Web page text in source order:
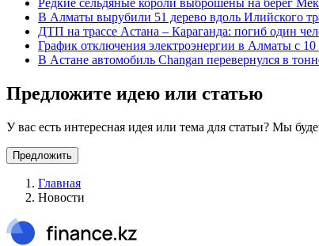
В Алматы вырубили 51 дерево вдоль Илийского
ДТП на трассе Астана – Караганда: погиб один
График отключения электроэнергии в Алматы с
В Астане автомобиль Changan перевернулся в
Предложите идею или статью
У вас есть интересная идея или тема для статьи? Мы
Предложить
Главная
Новости